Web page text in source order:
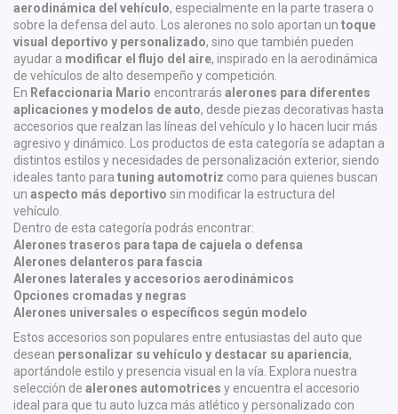
aerodinámica del vehículo, especialmente en la parte trasera o
sobre la defensa del auto. Los alerones no solo aportan un toque
visual deportivo y personalizado, sino que también pueden
ayudar a modificar el flujo del aire, inspirado en la aerodinámica
de vehículos de alto desempeño y competición.
En Refaccionaria Mario encontrarás alerones para diferentes
aplicaciones y modelos de auto, desde piezas decorativas hasta
accesorios que realzan las líneas del vehículo y lo hacen lucir más
agresivo y dinámico. Los productos de esta categoría se adaptan a
distintos estilos y necesidades de personalización exterior, siendo
ideales tanto para tuning automotriz como para quienes buscan
un aspecto más deportivo sin modificar la estructura del
vehículo.
Dentro de esta categoría podrás encontrar:
Alerones traseros para tapa de cajuela o defensa
Alerones delanteros para fascia
Alerones laterales y accesorios aerodinámicos
Opciones cromadas y negras
Alerones universales o específicos según modelo
Estos accesorios son populares entre entusiastas del auto que
desean personalizar su vehículo y destacar su apariencia,
aportándole estilo y presencia visual en la vía. Explora nuestra
selección de alerones automotrices y encuentra el accesorio
ideal para que tu auto luzca más atlético y personalizado con